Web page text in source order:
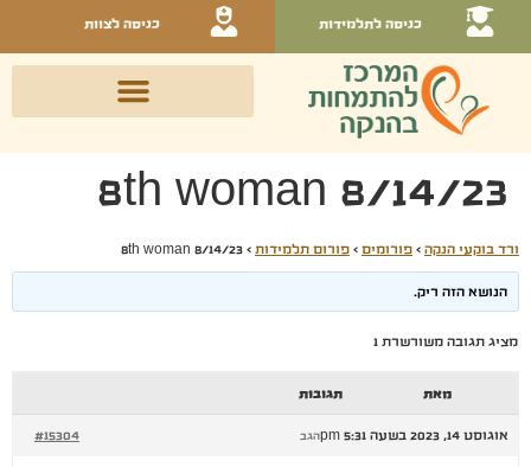
כניסה לתלמידות כניסה לצוות
8/14/23 8th woman
ורד בוקעי הנקה › פורומים › פורום תלמידות ›
8/14/23 8th woman
הנושא הזה ריק.
מציג תגובה משורשרת 1
מאת תגובות
אוגוסט 14, 2023 בשעה 5:31 pm #15304 הגב